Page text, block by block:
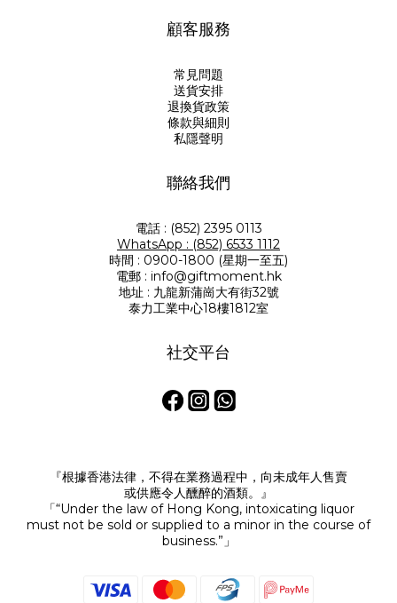
顧客服務
常見問題
送貨安排
退換貨政策
條款與細則
私隱聲明
聯絡我們
電話 : (852) 2395 0113
WhatsApp : (852) 6533 1112
時間 : 0900-1800 (星期一至五)
電郵 : info@giftmoment.hk
地址 : 九龍新蒲崗大有街32號
泰力工業中心18樓1812室
社交平台
『根據香港法律，不得在業務過程中，向未成年人售賣
或供應令人醺醉的酒類。』
「“Under the law of Hong Kong, intoxicating liquor
must not be sold or supplied to a minor in the course of
business.”」